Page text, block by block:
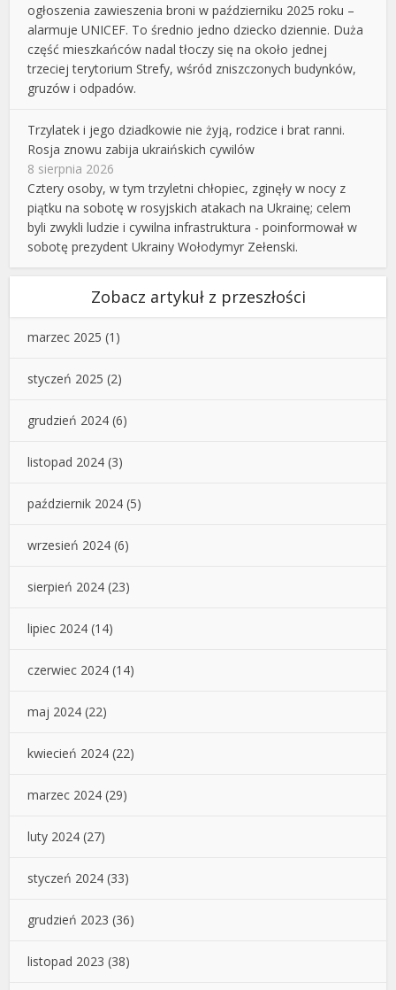
ogłoszenia zawieszenia broni w październiku 2025 roku –
alarmuje UNICEF. To średnio jedno dziecko dziennie. Duża
część mieszkańców nadal tłoczy się na około jednej
trzeciej terytorium Strefy, wśród zniszczonych budynków,
gruzów i odpadów.
Trzylatek i jego dziadkowie nie żyją, rodzice i brat ranni.
Rosja znowu zabija ukraińskich cywilów
8 sierpnia 2026
Cztery osoby, w tym trzyletni chłopiec, zginęły w nocy z
piątku na sobotę w rosyjskich atakach na Ukrainę; celem
byli zwykli ludzie i cywilna infrastruktura - poinformował w
sobotę prezydent Ukrainy Wołodymyr Zełenski.
Zobacz artykuł z przeszłości
marzec 2025 (1)
styczeń 2025 (2)
grudzień 2024 (6)
listopad 2024 (3)
październik 2024 (5)
wrzesień 2024 (6)
sierpień 2024 (23)
lipiec 2024 (14)
czerwiec 2024 (14)
maj 2024 (22)
kwiecień 2024 (22)
marzec 2024 (29)
luty 2024 (27)
styczeń 2024 (33)
grudzień 2023 (36)
listopad 2023 (38)